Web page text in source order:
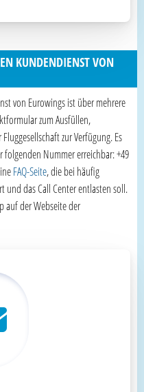
KUNDENDIENST VON
von Eurowings ist über mehrere
zum Ausfüllen,
zur Verfügung. Es
folgenden Nummer erreichbar: +49
FAQ-Seite, die bei häufig
und das Call Center entlasten soll.
auf der Webseite der